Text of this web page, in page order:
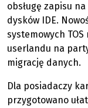
obsługę zapisu
dysków IDE.
systemowych
userlandu na
migrację danych.
Dla posiadaczy
przygotowano